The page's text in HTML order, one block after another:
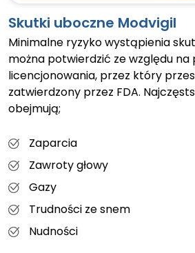
Skutki uboczne Modvigil
Minimalne ryzyko wystąpienia
można potwierdzić ze względu na
licencjonowania, przez który
zatwierdzony przez FDA.
obejmują;
Zaparcia
Zawroty głowy
Gazy
Trudności ze snem
Nudności